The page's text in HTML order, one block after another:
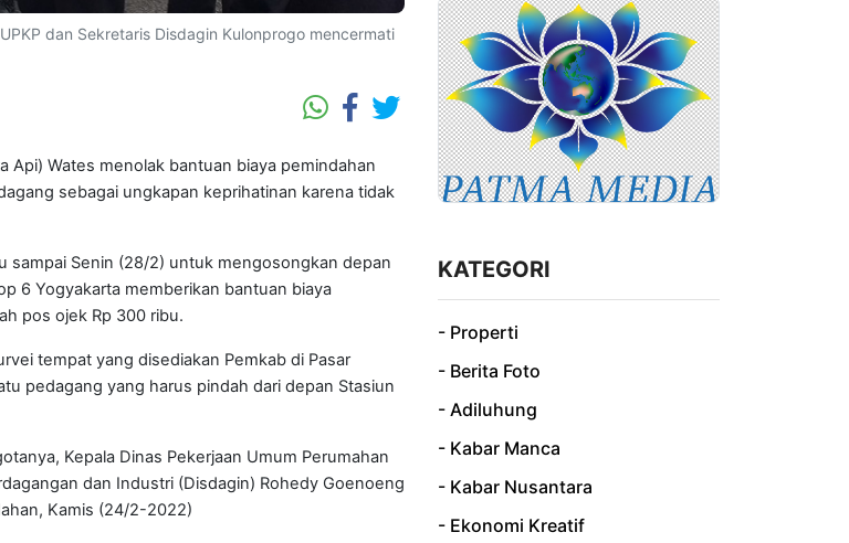
dan Sekretaris Disdagin Kulonprogo mencermati
Api) Wates menolak bantuan biaya pemindahan
sebagai ungkapan keprihatinan karena tidak
sampai Senin (28/2) untuk mengosongkan depan
6 Yogyakarta memberikan bantuan biaya
pos ojek Rp 300 ribu.
tempat yang disediakan Pemkab di Pasar
pedagang yang harus pindah dari depan Stasiun
Kepala Dinas Pekerjaan Umum Perumahan
dan Industri (Disdagin) Rohedy Goenoeng
Kamis (24/2-2022)
KATEGORI
- Properti
- Berita Foto
- Adiluhung
- Kabar Manca
- Kabar Nusantara
- Ekonomi Kreatif